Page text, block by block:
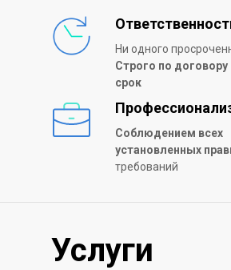
Ни одного
Строго по договору
срок
Соблюдением всех
установленных
требований
Услуги